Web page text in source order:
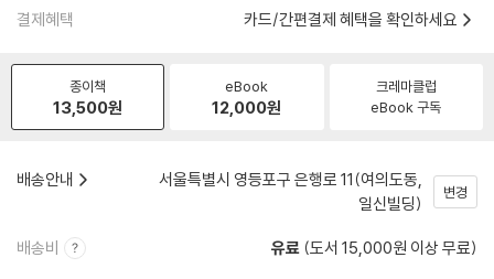
결제혜택 카드/간편결제 혜택을 확인하세요
종이책
13,500원
eBook
12,000원
크레마클럽
eBook 구독
배송안내
서울특별시 영등포구 은행로 11(여의도동,
일신빌딩)
변경
배송비 유료 (도서 15,000원 이상 무료)